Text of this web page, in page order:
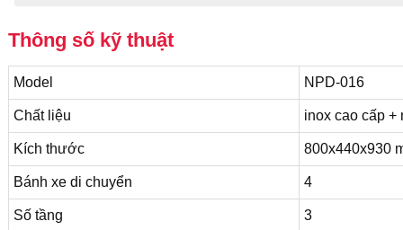
Thông số kỹ thuật
Model NPD-016
Chất liệu inox cao cấp +
Kích thước 800x440x930
Bánh xe di chuyển 4
Số tầng 3